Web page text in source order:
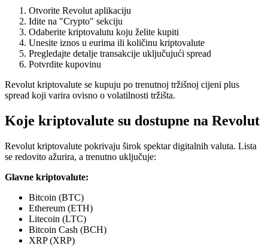
Otvorite Revolut aplikaciju
Idite na "Crypto" sekciju
Odaberite kriptovalutu koju želite kupiti
Unesite iznos u eurima ili količinu kriptovalute
Pregledajte detalje transakcije uključujući spread
Potvrdite kupovinu
Revolut kriptovalute se kupuju po trenutnoj tržišnoj cijeni plus
spread koji varira ovisno o volatilnosti tržišta.
Koje kriptovalute su dostupne na Revolut
Revolut kriptovalute pokrivaju širok spektar digitalnih valuta. Lista
se redovito ažurira, a trenutno uključuje:
Glavne kriptovalute:
Bitcoin (BTC)
Ethereum (ETH)
Litecoin (LTC)
Bitcoin Cash (BCH)
XRP (XRP)